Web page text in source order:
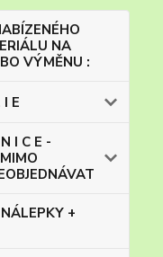
NA
VÝMĚNU :
E
I C E -
+